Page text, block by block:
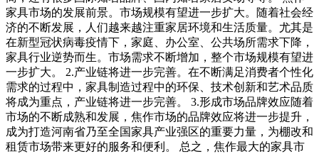
家具市场的发展前景。市场规模有望进一步扩大。随着社会经
济的不断发展，人们越来越注重家居环境和生活质量。尤其是
在新型冠状病毒疫情下，家庭、办公室、公共场所需求下降，
家具行业逆势而生。市场需求不断增加，整个市场规模有望进
一步扩大。 2.产业链将进一步完善。在不断满足消费者个性化
需求的过程中，家具制造过程中的环保、技术创新和艺术品质
将成为重点，产业链将进一步完善。 3.形成市场品牌效应随着
市场的不断成熟和发展，焦作市场的品牌效应将进一步提升，
成为打造河南省乃至全国家具产业强区的重要力量，为棚改和
租赁市场带来更好的服务和便利。 总之，焦作最大的家具市